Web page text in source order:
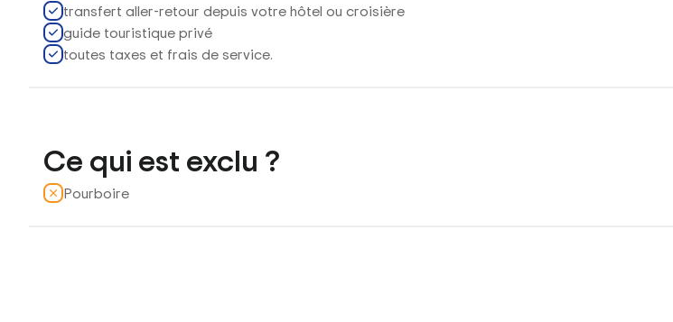
transfert aller-retour depuis votre hôtel ou croisière
guide touristique privé
toutes taxes et frais de service.
Ce qui est exclu ?
Pourboire